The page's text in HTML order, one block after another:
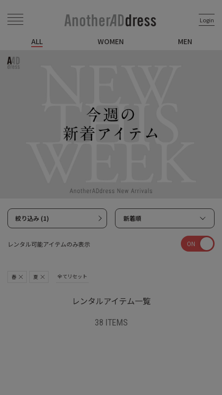
Login
ALL WOMEN MEN
絞り込み (1) 新着順
レンタル可能アイテムのみ表示 ON
春 夏 全てリセット
レンタルアイテム一覧
38 ITEMS